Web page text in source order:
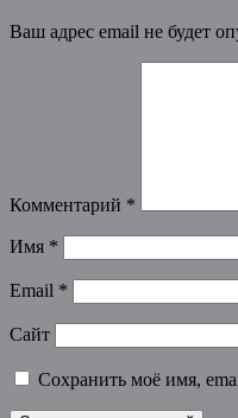
Ваш адрес email не будет
Комментарий *
Имя *
Email *
Сайт
Сохранить моё имя,